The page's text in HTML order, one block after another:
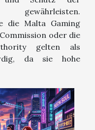
gewährleisten.
die Malta Gaming
oder die
gelten als
da sie hohe